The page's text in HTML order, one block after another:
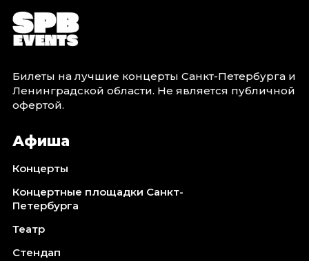
Билеты на лучшие концерты Санкт-Петербурга и
Ленинградской области. Не является публичной
офертой.
Афиша
Концерты
Концертные площадки Санкт-
Петербурга
Театр
Стендап